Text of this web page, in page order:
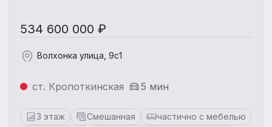
534 600 000 ₽
Волхонка улица, 9с1
ст. Кропоткинская 5 мин
3 этаж Смешанная
частично с мебелью